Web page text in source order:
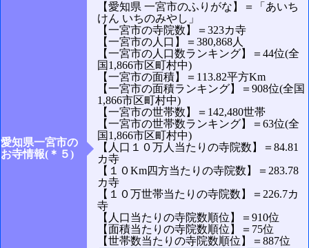
愛知県一宮市の
お寺情報(＊５)
【愛知県 一宮市のふりがな】＝「あいち
けん いちのみやし」
【一宮市の寺院数】＝323カ寺
【一宮市の人口】＝380,868人
【一宮市の人口数ランキング】＝44位(全
国1,866市区町村中)
【一宮市の面積】＝113.82平方Km
【一宮市の面積ランキング】＝908位(全国
1,866市区町村中)
【一宮市の世帯数】＝142,480世帯
【一宮市の世帯数ランキング】＝63位(全
国1,866市区町村中)
【人口１０万人当たりの寺院数】＝84.81
カ寺
【１０Km四方当たりの寺院数】＝283.78
カ寺
【１０万世帯当たりの寺院数】＝226.7カ
寺
【人口当たりの寺院数順位】＝910位
【面積当たりの寺院数順位】＝75位
【世帯数当たりの寺院数順位】＝887位